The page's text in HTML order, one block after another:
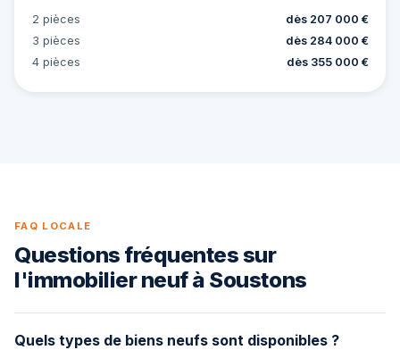
2 pièces
dès 207 000 €
3 pièces
dès 284 000 €
4 pièces
dès 355 000 €
FAQ LOCALE
Questions fréquentes sur
l'immobilier neuf à Soustons
Quels types de biens neufs sont disponibles ?